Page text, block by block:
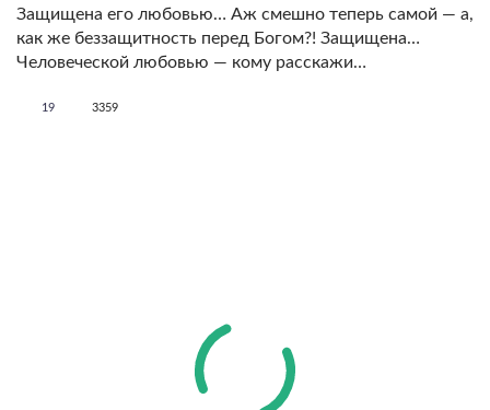
Защищена его любовью… Аж смешно теперь самой — а,
как же беззащитность перед Богом?! Защищена…
Человеческой любовью — кому расскажи…
19 3359